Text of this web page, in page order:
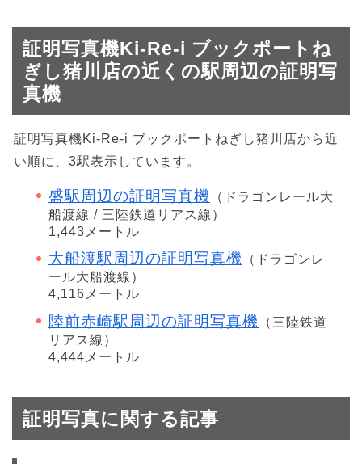
証明写真機Ki-Re-i ブックポートね
ぎし猪川店の近くの駅周辺の証明写
真機
証明写真機Ki-Re-i ブックポートねぎし猪川店から近
い順に、3駅表示しています。
盛駅周辺の証明写真機
（ドラゴンレール大
船渡線 / 三陸鉄道リアス線）
1,443メートル
大船渡駅周辺の証明写真機
（ドラゴンレ
ール大船渡線）
4,116メートル
陸前赤崎駅周辺の証明写真機
（三陸鉄道
リアス線）
4,444メートル
証明写真に関する記事